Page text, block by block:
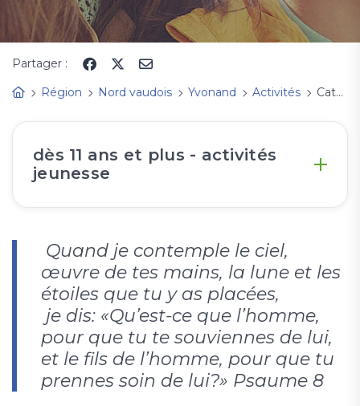
Partager :
Région
Nord vaudois Yvonand Activités Catéchisme et jeunesse 9-10-11
dès 11 ans et plus - activités
jeunesse
Quand je contemple le ciel,
œuvre de tes mains, la lune et les
étoiles que tu y as placées,
je dis: «Qu’est-ce que l’homme,
pour que tu te souviennes de lui,
et le fils de l’homme, pour que tu
prennes soin de lui?» Psaume 8